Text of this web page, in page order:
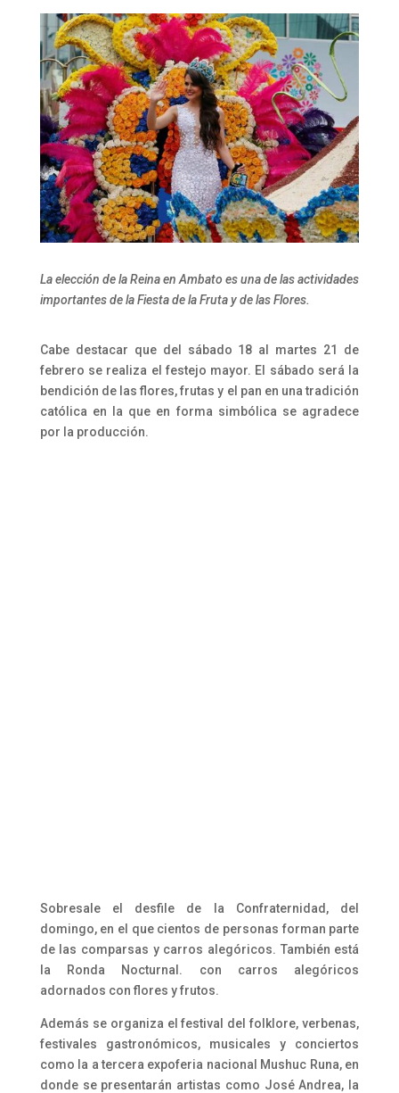
La elección de la Reina en Ambato es una de las actividades
importantes de la Fiesta de la Fruta y de las Flores.
Cabe destacar que del sábado 18 al martes 21 de
febrero se realiza el festejo mayor. El sábado será la
bendición de las flores, frutas y el pan en una tradición
católica en la que en forma simbólica se agradece
por la producción.
Sobresale el desfile de la Confraternidad, del
domingo, en el que cientos de personas forman parte
de las comparsas y carros alegóricos. También está
la Ronda Nocturnal. con carros alegóricos
adornados con flores y frutos.
Además se organiza el festival del folklore, verbenas,
festivales gastronómicos, musicales y conciertos
como la a tercera expoferia nacional Mushuc Runa, en
donde se presentarán artistas como José Andrea, la